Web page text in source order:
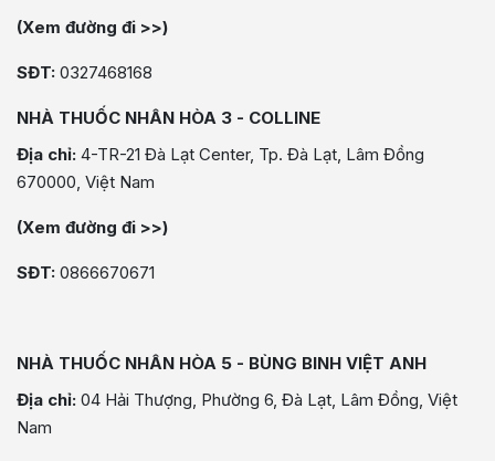
(Xem đường đi >>)
SĐT: 0327468168
NHÀ THUỐC NHÂN HÒA 3 - COLLINE
Địa chỉ: 4-TR-21 Đà Lạt Center, Tp. Đà Lạt, Lâm Đồng
670000, Việt Nam
(Xem đường đi >>)
SĐT: 0866670671
NHÀ THUỐC NHÂN HÒA 5 - BÙNG BINH VIỆT ANH
Địa chỉ: 04 Hải Thượng, Phường 6, Đà Lạt, Lâm Đồng, Việt
Nam